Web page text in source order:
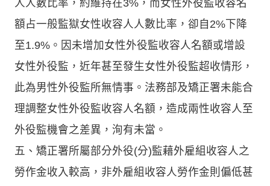
人人數比率，約維持在3%，而女性外役監收容名
額占一般監獄女性收容人人數比率，卻自2%下降
至1.9%。因未增加女性外役監收容人名額或增設
女性外役監，近年甚至發生女性外役監超收情形，
此為男性外役監所無情事。法務部及矯正署未能合
理調整女性外役監收容人名額，造成兩性收容人至
外役監機會之差異，洵有未當。
五、矯正署所屬部分外役(分)監藉外雇組收容人之
勞作金收入較高，非外雇組收容人勞作金則偏低甚